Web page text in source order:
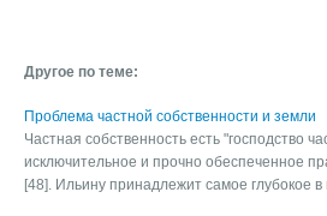
Другое по теме:
Проблема частной собственности и земли
Частная собственность есть "господство
исключительное и прочно обеспеченное
[48]. Ильину принадлежит самое глубокое в